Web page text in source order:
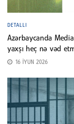
DETALLI
Azərbaycanda
yaxşı heç nə vəd
16 İYUN 2026